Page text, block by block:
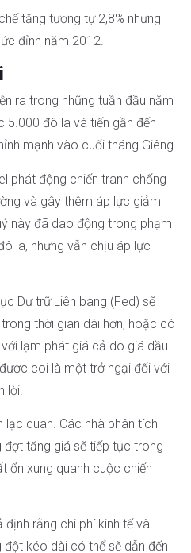
tăng tương tự 2,8% nhưng
đỉnh năm 2012.
ra trong những tuần đầu năm
5.000 đô la và tiến gần đến
mạnh vào cuối tháng Giêng.
phát động chiến tranh chống
và gây thêm áp lực giảm
này đã dao động trong phạm
la, nhưng vẫn chịu áp lực
Dự trữ Liên bang (Fed) sẽ
thời gian dài hơn, hoặc có
lạm phát giá cả do giá dầu
coi là một trở ngại đối với
lời.
lạc quan. Các nhà phân tích
tăng giá sẽ tiếp tục trong
ổn xung quanh cuộc chiến
định rằng chi phí kinh tế và
kéo dài có thể sẽ dẫn đến